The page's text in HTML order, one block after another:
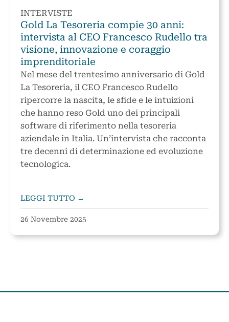
INTERVISTE
Gold La Tesoreria compie 30 anni:
intervista al CEO Francesco Rudello tra
visione, innovazione e coraggio
imprenditoriale
Nel mese del trentesimo anniversario di Gold
La Tesoreria, il CEO Francesco Rudello
ripercorre la nascita, le sfide e le intuizioni
che hanno reso Gold uno dei principali
software di riferimento nella tesoreria
aziendale in Italia. Un’intervista che racconta
tre decenni di determinazione ed evoluzione
tecnologica.
LEGGI TUTTO →
26 Novembre 2025